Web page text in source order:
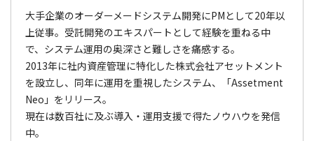
大手企業のオーダーメードシステム開発にPMとして20年以
上従事。受託開発のエキスパートとして経験を重ねる中
で、システム運用の奥深さと難しさを痛感する。
2013年に社内資産管理に特化した株式会社アセットメント
を設立し、同年に運用を重視したシステム、「Assetment
Neo」をリリース。
現在は数百社に及ぶ導入・運用支援で得たノウハウを発信
中。